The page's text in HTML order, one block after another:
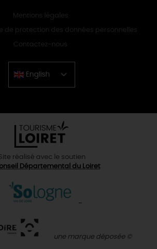
Mentions légales
de protection des données personnelles
Contactez-nous
English
Chinese
réalisé avec le soutien
Départemental du Loiret
une marque déposée ©